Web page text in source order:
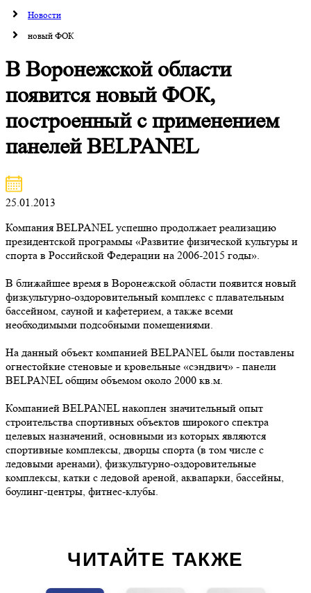
Новости
новый ФОК
В Воронежской области
появится новый ФОК,
построенный с применением
панелей BELPANEL
25.01.2013
Компания BELPANEL успешно продолжает реализацию
президентской программы «Развитие физической культуры и
спорта в Российской Федерации на 2006-2015 годы».
В ближайшее время в Воронежской области появится новый
физкультурно-оздоровительный комплекс с плавательным
бассейном, сауной и кафетерием, а также всеми
необходимыми подсобными помещениями.
На данный объект компанией BELPANEL были поставлены
огнестойкие стеновые и кровельные «сэндвич» - панели
BELPANEL общим объемом около 2000 кв.м.
Компанией BELPANEL накоплен значительный опыт
строительства спортивных объектов широкого спектра
целевых назначений, основными из которых являются
спортивные комплексы, дворцы спорта (в том числе с
ледовыми аренами), физкультурно-оздоровительные
комплексы, катки с ледовой ареной, аквапарки, бассейны,
боулинг-центры, фитнес-клубы.
ЧИТАЙТЕ ТАКЖЕ